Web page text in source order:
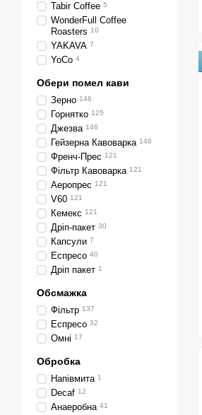
Tabir Coffee 5
WonderFull Coffee
Roasters 10
YAKAVA 7
YoCo 4
Обери помел кави
Зерно 146
Горнятко 125
Джезва 146
Гейзерна Кавоварка 146
Френч-Прес 121
Фільтр Кавоварка 121
Аеропрес 121
V60 121
Кемекс 121
Дріп-пакет 30
Капсули 7
Еспресо 40
Дріп пакет 1
Обсмажка
Фільтр 137
Еспресо 32
Омні 17
Обробка
Напівмита 1
Decaf 12
Анаеробна 41